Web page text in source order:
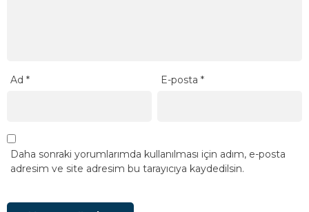
Ad * E-posta*
Daha sonraki yorumlarımda kullanılması için adım, e-posta
adresim ve site adresim bu tarayıcıya kaydedilsin.